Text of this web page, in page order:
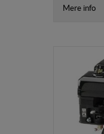
Mere info